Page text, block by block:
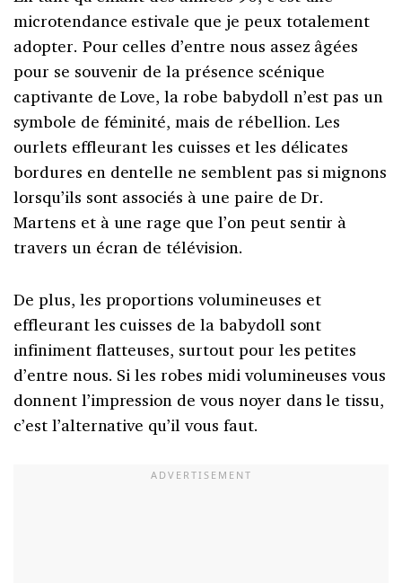
microtendance estivale que je peux totalement
adopter. Pour celles d’entre nous assez âgées
pour se souvenir de la présence scénique
captivante de Love, la robe babydoll n’est pas un
symbole de féminité, mais de rébellion. Les
ourlets effleurant les cuisses et les délicates
bordures en dentelle ne semblent pas si mignons
lorsqu’ils sont associés à une paire de Dr.
Martens et à une rage que l’on peut sentir à
travers un écran de télévision.
De plus, les proportions volumineuses et
effleurant les cuisses de la babydoll sont
infiniment flatteuses, surtout pour les petites
d’entre nous. Si les robes midi volumineuses vous
donnent l’impression de vous noyer dans le tissu,
c’est l’alternative qu’il vous faut.